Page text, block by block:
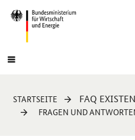
Navigation
Hauptmenü
Sie
sind
STARTSEITE FAQ
FRAGEN UND